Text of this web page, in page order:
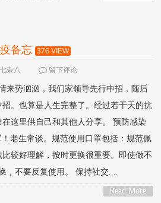
备忘 376 VIEW
杂八 留下评论
来势汹汹，我们家领导先行中招，随后
。也算是人生完整了。经过若干天的抗
这里供自己和其他人分享。 预防感染
老生常谈。规范使用口罩包括：规范佩
较好理解，按时更换很重要。即使做不
，不要反复使用。 保持社交....
Read More